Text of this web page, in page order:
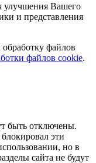
улучшения Вашего
и представления
файлов
файлов cookie.
быть отключены.
эти
но в
сайта не будут